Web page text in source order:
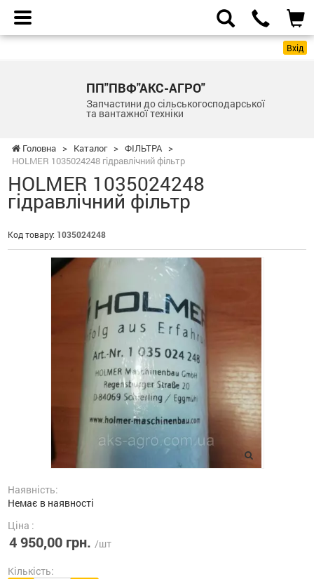
Вхід
ПП"ПВФ"АКС-АГРО"
Запчастини до сільськогосподарської
та вантажної техніки
Головна > Каталог > ФІЛЬТРА >
HOLMER 1035024248 гідравлічний фільтр
HOLMER 1035024248
гідравлічний фільтр
Код товару: 1035024248
Наявність:
Немає в наявності
Ціна :
4 950,00 грн. /шт
Кількість: